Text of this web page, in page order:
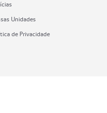
Unidades
de Privacidade